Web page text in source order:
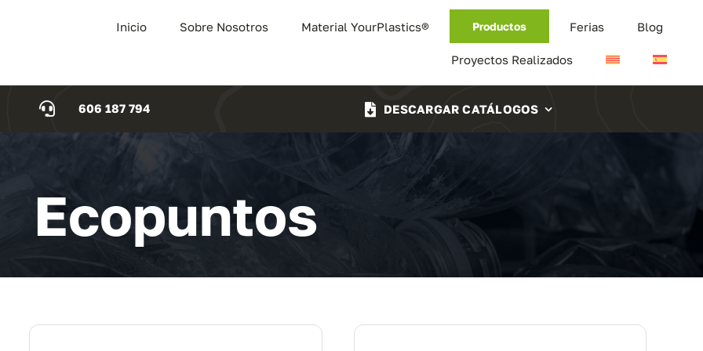
Inicio Sobre Nosotros Material YourPlastics® Productos Ferias Blog
Proyectos Realizados
606 187 794 DESCARGAR CATÁLOGOS
Ecopuntos